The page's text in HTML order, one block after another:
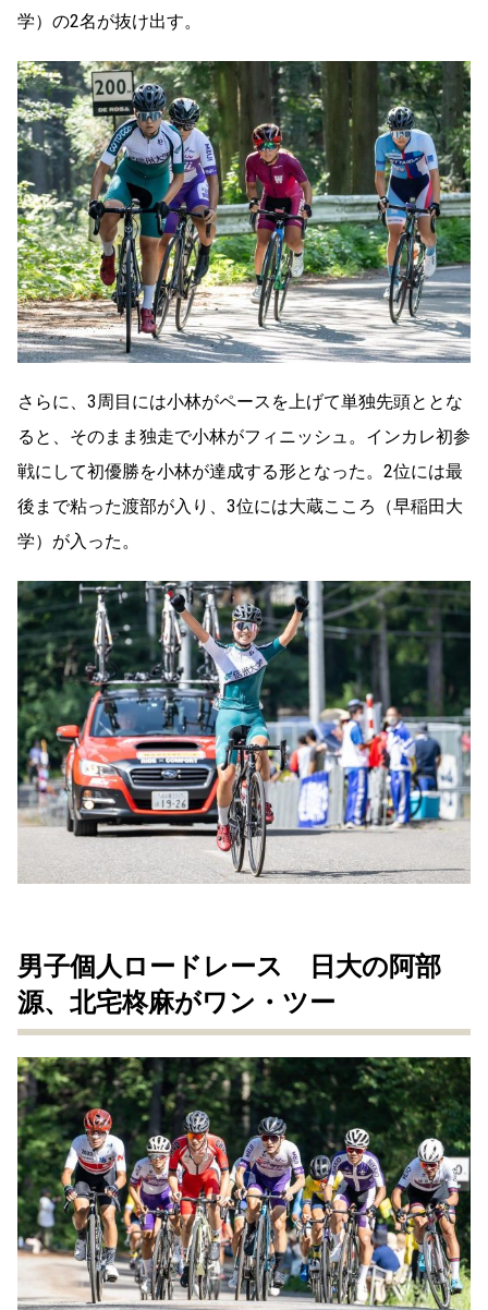
学）の2名が抜け出す。
さらに、3周目には小林がペースを上げて単独先頭ととな
ると、そのまま独走で小林がフィニッシュ。インカレ初参
戦にして初優勝を小林が達成する形となった。2位には最
後まで粘った渡部が入り、3位には大蔵こころ（早稲田大
学）が入った。
男子個人ロードレース 日大の阿部
源、北宅柊麻がワン・ツー